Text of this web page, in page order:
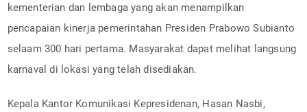
kementerian dan lembaga yang akan menampilkan
pencapaian kinerja pemerintahan Presiden Prabowo Subianto
selaam 300 hari pertama. Masyarakat dapat melihat langsung
karnaval di lokasi yang telah disediakan.
Kepala Kantor Komunikasi Kepresidenan, Hasan Nasbi,